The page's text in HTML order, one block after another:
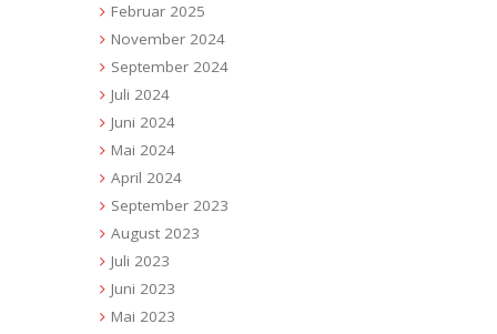
Februar 2025
November 2024
September 2024
Juli 2024
Juni 2024
Mai 2024
April 2024
September 2023
August 2023
Juli 2023
Juni 2023
Mai 2023